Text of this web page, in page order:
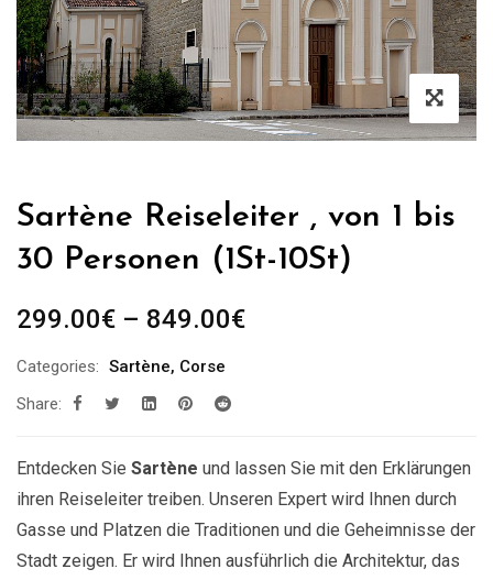
Sartène Reiseleiter , von 1 bis
30 Personen (1St-10St)
299.00€ – 849.00€Preisspanne:
Categories: Sartène, Corse
Share:
Entdecken Sie Sartène und lassen Sie mit den Erklärungen
ihren Reiseleiter treiben. Unseren Expert wird Ihnen durch
Gasse und Platzen die Traditionen und die Geheimnisse der
Stadt zeigen. Er wird Ihnen ausführlich die Architektur, das